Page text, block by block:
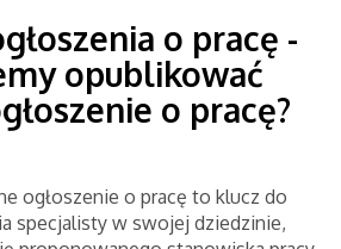
o pracę -
opublikować
o pracę?
ogłoszenie o pracę to klucz do
specjalisty w swojej dziedzinie,